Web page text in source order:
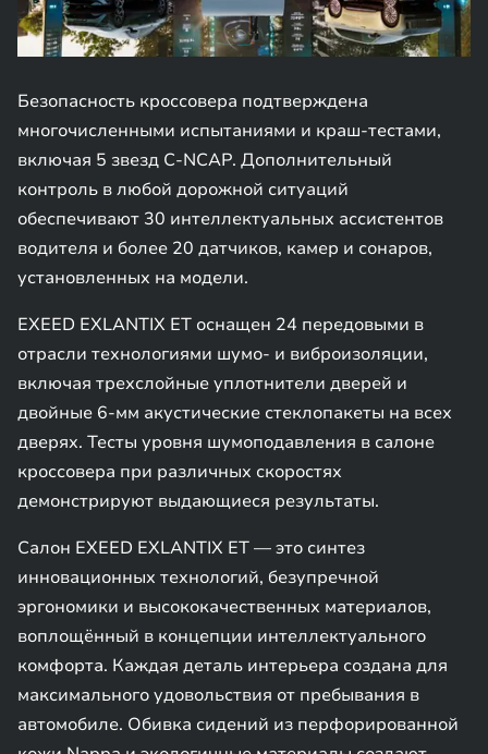
Безопасность кроссовера подтверждена
многочисленными испытаниями и краш-тестами,
включая 5 звезд C-NCAP. Дополнительный
контроль в любой дорожной ситуаций
обеспечивают 30 интеллектуальных ассистентов
водителя и более 20 датчиков, камер и сонаров,
установленных на модели.
EXEED EXLANTIX ET оснащен 24 передовыми в
отрасли технологиями шумо- и виброизоляции,
включая трехслойные уплотнители дверей и
двойные 6-мм акустические стеклопакеты на всех
дверях. Тесты уровня шумоподавления в салоне
кроссовера при различных скоростях
демонстрируют выдающиеся результаты.
Салон EXEED EXLANTIX ET — это синтез
инновационных технологий, безупречной
эргономики и высококачественных материалов,
воплощённый в концепции интеллектуального
комфорта. Каждая деталь интерьера создана для
максимального удовольствия от пребывания в
автомобиле. Обивка сидений из перфорированной